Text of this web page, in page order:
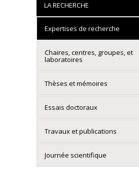
LA RECHERCHE
Expertises de recherche
Chaires, centres, groupes, et
laboratoires
Thèses et mémoires
Essais doctoraux
Travaux et publications
Journée scientifique